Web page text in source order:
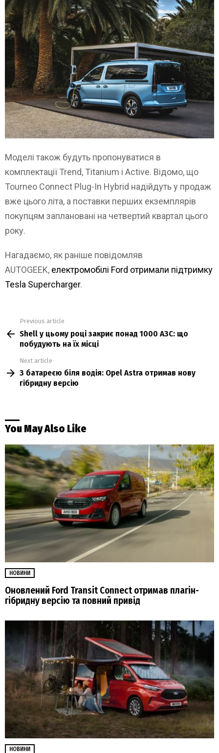
Моделі також будуть пропонуватися в
комплектації Trend, Titanium і Active. Відомо, що
Tourneo Connect Plug-In Hybrid надійдуть у продаж
вже цього літа, а поставки перших екземплярів
покупцям заплановані на четвертий квартал цього
року.
Нагадаємо, як раніше повідомляв
AUTOGEEK, електромобілі Ford отримали підтримку
Tesla Supercharger.
more
Previous article
Shell у цьому році закриє понад 1000 АЗС: що
побудують на їх місці
Next article
З батареєю біля водія: Opel Astra отримав нову
гібридну версію
You May Also Like
НОВИНИ
Оновлений Ford Transit Connect отримав плагін-
гібридну версію та повний привід
НОВИНИ